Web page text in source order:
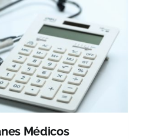
Médicos